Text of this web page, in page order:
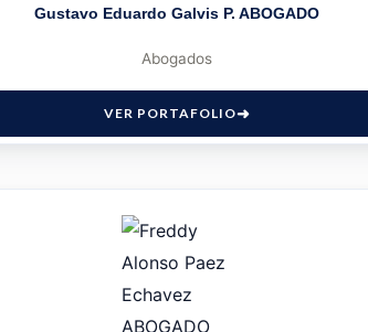
Gustavo Eduardo Galvis P. ABOGADO
Abogados
VER PORTAFOLIO